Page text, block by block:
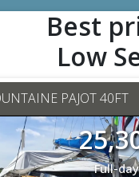
Best
Low
PAJOT 40FT
Full-